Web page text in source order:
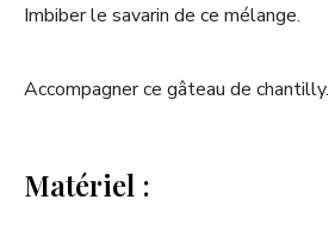
Imbiber le savarin de ce mélange.
Accompagner ce gâteau de chantilly.
Matériel :